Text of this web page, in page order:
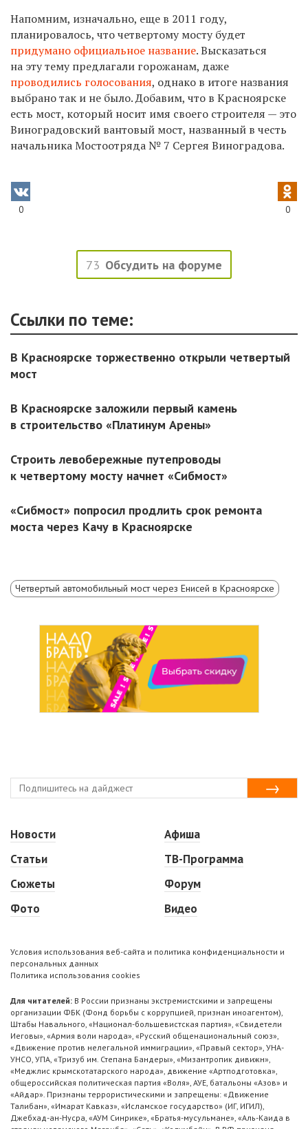
Напомним, изначально, еще в 2011 году,
планировалось, что четвертому мосту будет
придумано официальное название. Высказаться
на эту тему предлагали горожанам, даже
проводились голосования, однако в итоге названия
выбрано так и не было. Добавим, что в Красноярске
есть мост, который носит имя своего строителя — это
Виноградовский вантовый мост, названный в честь
начальника Мостоотряда № 7 Сергея Виноградова.
0 0
73 Обсудить на форуме
Ссылки по теме:
В Красноярске торжественно открыли четвертый
мост
В Красноярске заложили первый камень
в строительство «Платинум Арены»
Строить левобережные путепроводы
к четвертому мосту начнет «Сибмост»
«Сибмост» попросил продлить срок ремонта
моста через Качу в Красноярске
Четвертый автомобильный мост через Енисей в Красноярске
Новости
Статьи
Сюжеты
Фото
Афиша
ТВ-Программа
Форум
Видео
Условия использования веб-сайта и политика конфиденциальности и
персональных данных
Политика использования cookies
Для читателей: В России признаны экстремистскими и запрещены
организации ФБК (Фонд борьбы с коррупцией, признан иноагентом),
Штабы Навального, «Национал-большевистская партия», «Свидетели
Иеговы», «Армия воли народа», «Русский общенациональный союз»,
«Движение против нелегальной иммиграции», «Правый сектор», УНА-
УНСО, УПА, «Тризуб им. Степана Бандеры», «Мизантропик дивижн»,
«Меджлис крымскотатарского народа», движение «Артподготовка»,
общероссийская политическая партия «Воля», АУЕ, батальоны «Азов» и
«Айдар». Признаны террористическими и запрещены: «Движение
Талибан», «Имарат Кавказ», «Исламское государство» (ИГ, ИГИЛ),
Джебхад-ан-Нусра, «АУМ Синрике», «Братья-мусульмане», «Аль-Каида в